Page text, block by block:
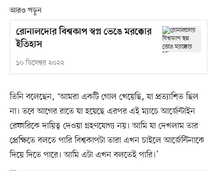
আরও পড়ুন
রোনালদোর বিশ্বকাপ স্বপ্ন ভেঙে মরক্কোর
ইতিহাস
১০ ডিসেম্বর ২০২২
তিনি বলেছেন, ‘আমরা একটি গোল খেয়েছি, যা প্রত্যাশিত ছিল
না। তবে আগের রাতে যা হয়েছে এরপর এই ম্যাচে আর্জেন্টাইন
রেফারিকে দায়িত্ব দেওয়া গ্রহণযোগ্য নয়। আমি যা দেখলাম তার
প্রেক্ষিতে বলতে পারি বিশ্বকাপটা তারা এখন চাইলে আর্জেন্টিনাকে
দিয়ে দিতে পারে। আমি এটা এখন বলতেই পারি।’